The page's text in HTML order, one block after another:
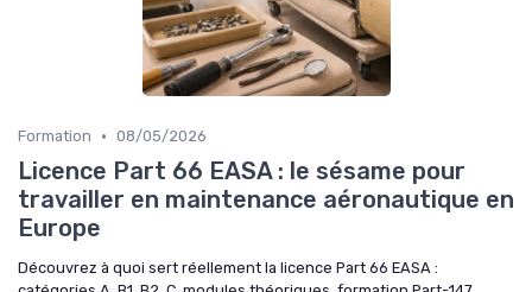
Formation • 08/05/2026
Licence Part 66 EASA : le sésame pour
travailler en maintenance aéronautique en
Europe
Découvrez à quoi sert réellement la licence Part 66 EASA :